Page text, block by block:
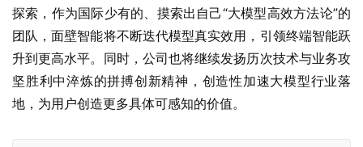
探索，作为国际少有的、摸索出自己“大模型高效方法论”的
团队，面壁智能将不断迭代模型真实效用，引领终端智能跃
升到更高水平。同时，公司也将继续发扬历次技术与业务攻
坚胜利中淬炼的拼搏创新精神，创造性加速大模型行业落
地，为用户创造更多具体可感知的价值。